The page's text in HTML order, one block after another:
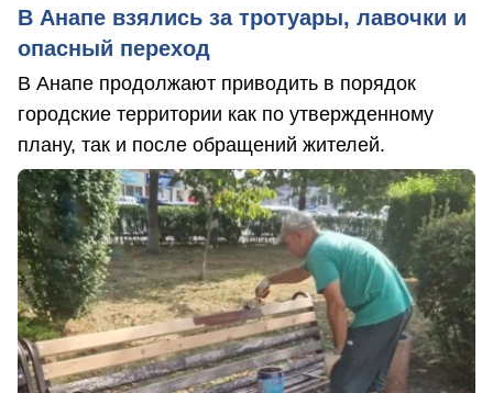
В Анапе взялись за тротуары, лавочки и
опасный переход
В Анапе продолжают приводить в порядок
городские территории как по утвержденному
плану, так и после обращений жителей.